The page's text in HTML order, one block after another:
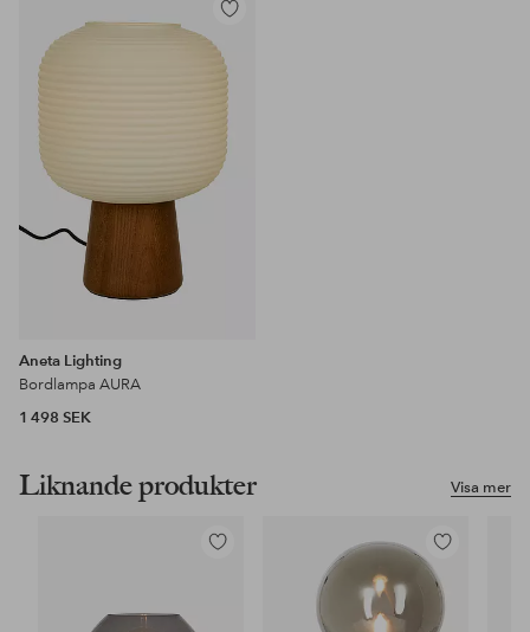
Lägg
till
favoriter
Aneta Lighting
Bordlampa AURA
1 498 SEK
Visa mer
Liknande produkter
Lägg
Lägg
till
favoriter